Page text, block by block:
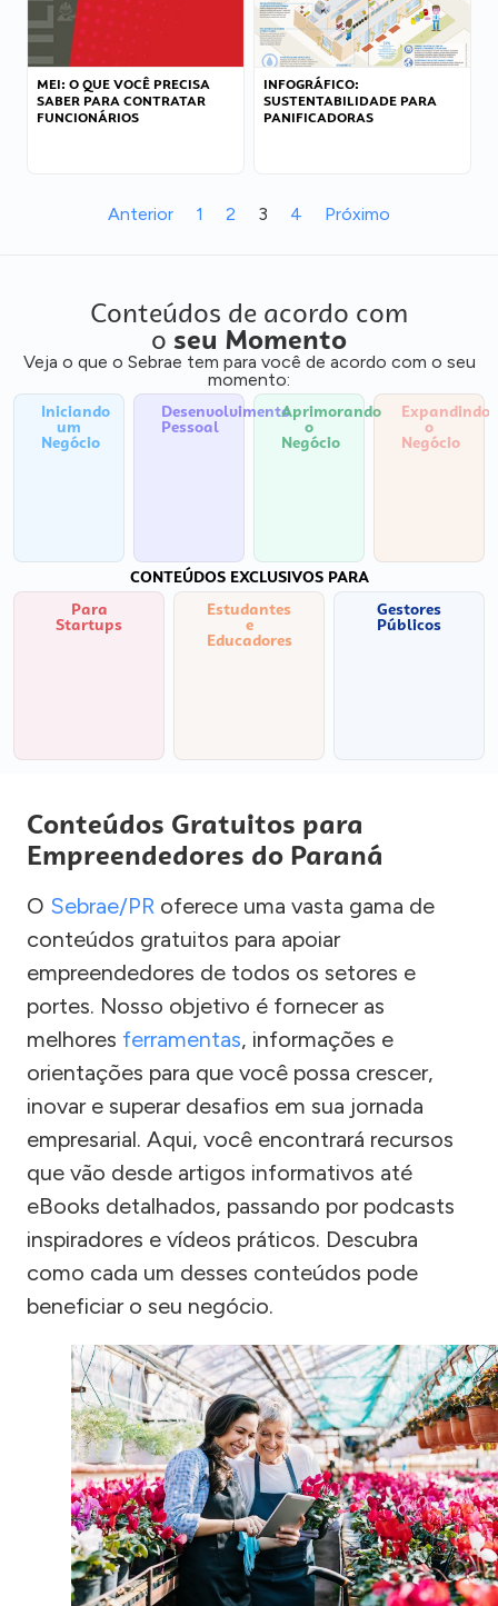
MEI: O QUE VOCÊ PRECISA
SABER PARA CONTRATAR
FUNCIONÁRIOS
INFOGRÁFICO:
SUSTENTABILIDADE PARA
PANIFICADORAS
Anterior 1 2 3 4 Próximo
Conteúdos de acordo com
o seu Momento
Veja o que o Sebrae tem para você de acordo com o seu
momento:
Iniciando
um
Negócio
Desenvolvimento
Pessoal
Aprimorando
o
Negócio
Expandindo
o
Negócio
CONTEÚDOS EXCLUSIVOS PARA
Para
Startups
Estudantes
e
Educadores
Gestores
Públicos
Conteúdos Gratuitos para
Empreendedores do Paraná
O Sebrae/PR oferece uma vasta gama de
conteúdos gratuitos para apoiar
empreendedores de todos os setores e
portes. Nosso objetivo é fornecer as
melhores ferramentas, informações e
orientações para que você possa crescer,
inovar e superar desafios em sua jornada
empresarial. Aqui, você encontrará recursos
que vão desde artigos informativos até
eBooks detalhados, passando por podcasts
inspiradores e vídeos práticos. Descubra
como cada um desses conteúdos pode
beneficiar o seu negócio.